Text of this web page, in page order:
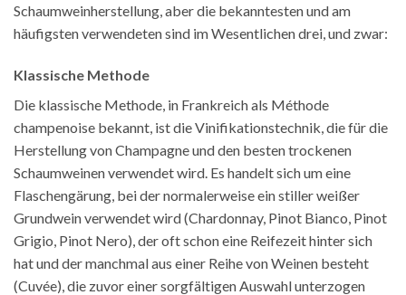
Schaumweinherstellung, aber die bekanntesten und am
häufigsten verwendeten sind im Wesentlichen drei, und zwar:
Klassische Methode
Die klassische Methode, in Frankreich als Méthode
champenoise bekannt, ist die Vinifikationstechnik, die für die
Herstellung von Champagne und den besten trockenen
Schaumweinen verwendet wird. Es handelt sich um eine
Flaschengärung, bei der normalerweise ein stiller weißer
Grundwein verwendet wird (Chardonnay, Pinot Bianco, Pinot
Grigio, Pinot Nero), der oft schon eine Reifezeit hinter sich
hat und der manchmal aus einer Reihe von Weinen besteht
(Cuvée), die zuvor einer sorgfältigen Auswahl unterzogen